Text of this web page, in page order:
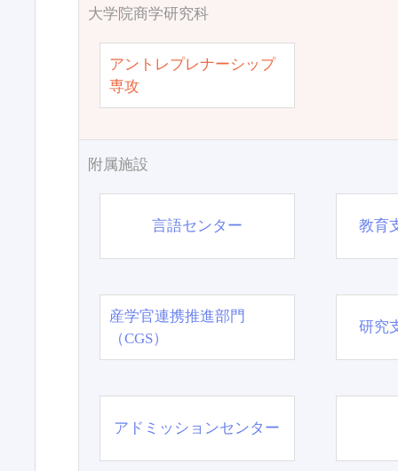
大学院商学研究科
アントレプレナーシップ
専攻
附属施設
言語センター 教育
産学官連携推進部門
（CGS）
研究
アドミッションセンター